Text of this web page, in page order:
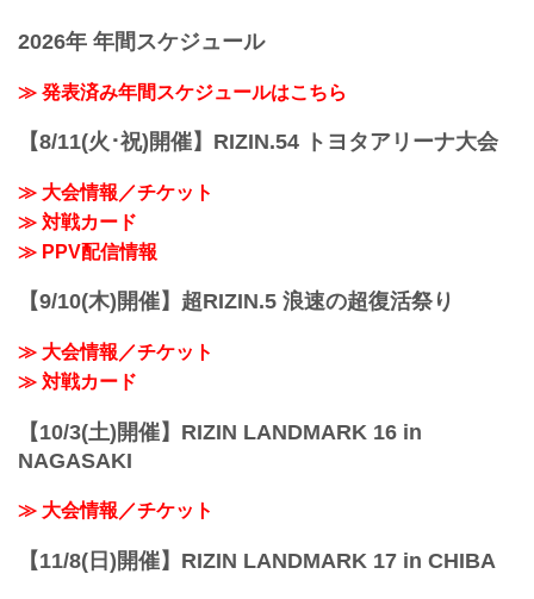
宮線・高崎線）「さいたま新都心」駅か
JR埼京線「北与野」駅から徒歩7分
たまアリ△タウン ー キテ、ミテ、ジッカ
「たまアリ△タ...
スで、湘南美容クリニック presents
よう！
配信日時 料金 配信媒体 アーカイブ
12/6（火）更新
ト、スペシャルMC、また当日のタイムテ
ーブルを追加しました。
12月28日（水）から12月30日（金）の3
日間に渡り六本木ヒルズアリーナにて、
人たちによるお笑いライブ「Z-1グランプ
リ」など、様々なイベントの実施が決
2026年 年間スケジュール
≫ 発表済み年間スケジュールはこちら
【8/11(火･祝)開催】RIZIN.54 トヨタアリーナ大会
≫ 大会情報／チケット
≫ 対戦カード
≫ PPV配信情報
【9/10(木)開催】超RIZIN.5 浪速の超復活祭り
≫ 大会情報／チケット
≫ 対戦カード
【10/3(土)開催】RIZIN LANDMARK 16 in
NAGASAKI
≫ 大会情報／チケット
【11/8(日)開催】RIZIN LANDMARK 17 in CHIBA